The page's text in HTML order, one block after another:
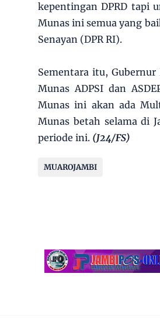
kepentingan DPRD tapi
Munas ini semua yang
Senayan (DPR RI).
Sementara itu,
Munas ADPSI dan
Munas ini akan ada
Munas betah selama di
periode ini. (J24/FS)
MUAROJAMBI